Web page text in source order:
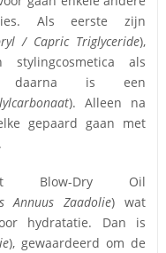
Als eerste zijn
/ Capric Triglyceride),
stylingcosmetica als
daarna is een
). Alleen na
gepaard gaan met
Blow-Dry Oil
Annuus Zaadolie) wat
hydratatie. Dan is
), gewaardeerd om de